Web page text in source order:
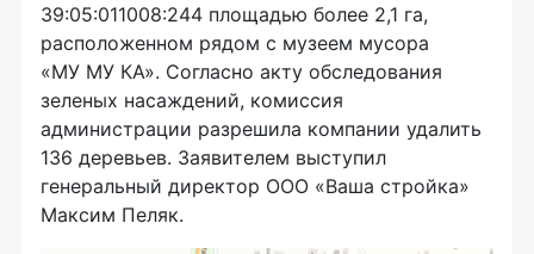
39:05:011008:244 площадью более 2,1 га,
расположенном рядом с музеем мусора
«МУ МУ КА». Согласно акту обследования
зеленых насаждений, комиссия
администрации разрешила компании удалить
136 деревьев. Заявителем выступил
генеральный директор ООО «Ваша стройка»
Максим Пеляк.